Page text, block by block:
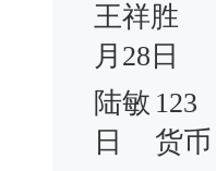
王祥胜
月28日
陆敏 123
日
货币